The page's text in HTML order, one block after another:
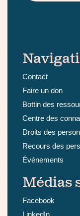
Contact
Faire un don
Bottin des
Centre des
Droits des
Recours des
Événements
Médias
Facebook
LinkedIn